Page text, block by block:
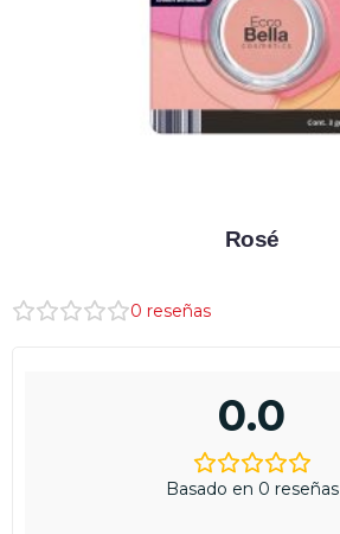
Rosé
0 reseñas
0.0
Basado en 0 reseñas